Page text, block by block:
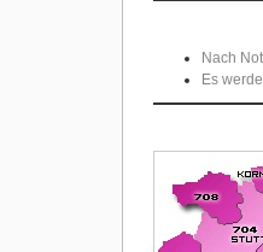
Nach
Es